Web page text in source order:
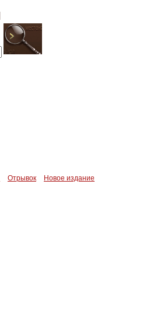
Отрывок Новое издание